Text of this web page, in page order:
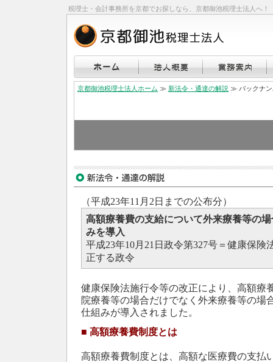
税理士・会計事務所を京都でお探しなら、京都御池税理士法人へ！
京都御池税理士法人ホーム ≫ 新法令・通達の解説 ≫ バックナン
（平成23年11月2日までの公布分）
高額療養費の支給について外来療養等の
みを導入
平成23年10月21日政令第327号＝健康保険
正する政令
健康保険法施行令等の改正により、高額療
院療養等の場合だけでなく外来療養等の場
仕組みが導入されました。
■ 高額療養費制度とは
高額療養費制度とは、高額な医療費の支払